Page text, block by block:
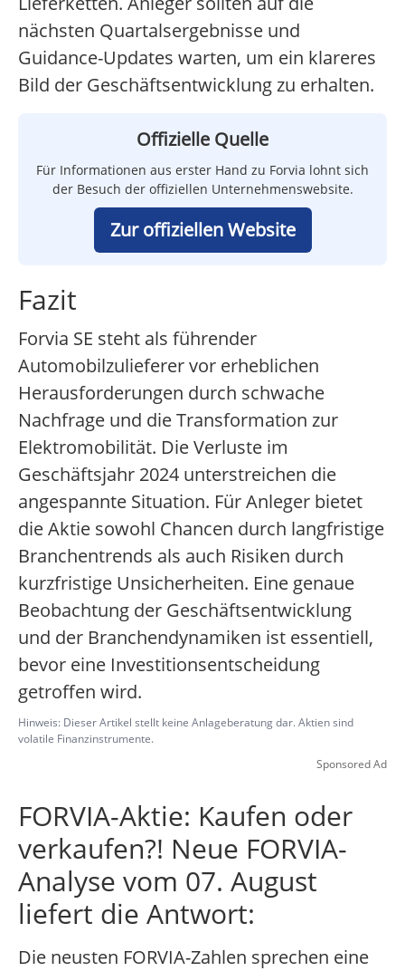
nächsten Quartalsergebnisse und
Guidance-Updates warten, um ein klareres
Bild der Geschäftsentwicklung zu erhalten.
Offizielle Quelle
Für Informationen aus erster Hand zu Forvia lohnt sich
der Besuch der offiziellen Unternehmenswebsite.
Zur offiziellen Website
Fazit
Forvia SE steht als führender
Automobilzulieferer vor erheblichen
Herausforderungen durch schwache
Nachfrage und die Transformation zur
Elektromobilität. Die Verluste im
Geschäftsjahr 2024 unterstreichen die
angespannte Situation. Für Anleger bietet
die Aktie sowohl Chancen durch langfristige
Branchentrends als auch Risiken durch
kurzfristige Unsicherheiten. Eine genaue
Beobachtung der Geschäftsentwicklung
und der Branchendynamiken ist essentiell,
bevor eine Investitionsentscheidung
getroffen wird.
Hinweis: Dieser Artikel stellt keine Anlageberatung dar. Aktien sind
volatile Finanzinstrumente.
Sponsored Ad
FORVIA-Aktie: Kaufen oder
verkaufen?! Neue FORVIA-
Analyse vom 07. August
liefert die Antwort:
Die neusten FORVIA-Zahlen sprechen eine